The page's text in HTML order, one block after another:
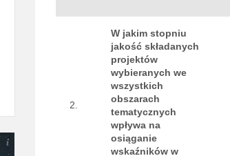
2.
W jakim stopniu
jakość składanych
projektów
wybieranych we
wszystkich
obszarach
tematycznych
wpływa na
osiąganie
wskaźników w